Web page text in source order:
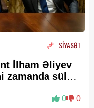
SİYASƏT
İlham Əliyev
zamanda sülhü
0 0